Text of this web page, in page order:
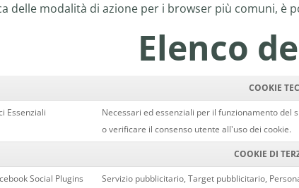
delle modalità di azione per i browser più comuni, è
Elenco
COOKIE
Essenziali
Necessari ed essenziali per il funzionamento del
o verificare il consenso utente all'uso dei cookie.
COOKIE DI
Social Plugins Servizio pubblicitario, Target pubblicitario,